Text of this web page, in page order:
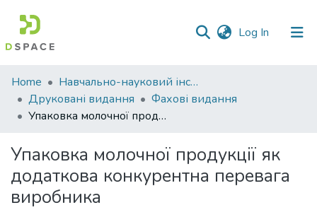
Log In (current)
Communities
&
Collections
Statistics
Home
Навчально-науковий інститут економіки, управління, права та інформаційних технологій
Друковані видання
Фахові видання
Упаковка молочної продукції як додаткова конкурентна перевага виробника
Упаковка молочної продукції як
додаткова конкурентна перевага
виробника